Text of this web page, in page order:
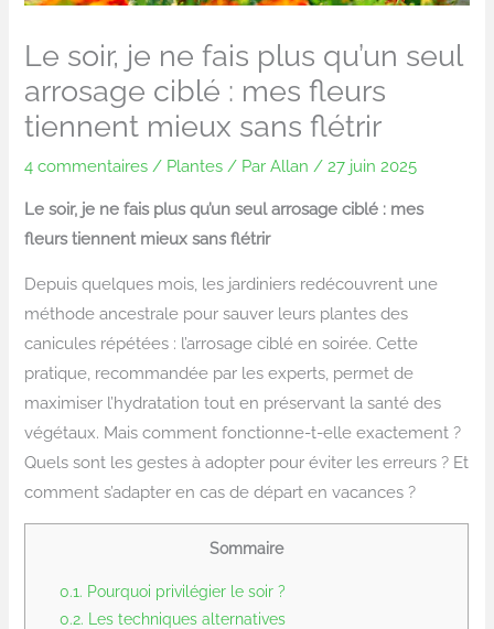
Le soir, je ne fais plus qu’un seul
arrosage ciblé : mes fleurs
tiennent mieux sans flétrir
4 commentaires / Plantes / ParAllan / 27 juin 2025
Le soir, je ne fais plus qu’un seul arrosage ciblé : mes
fleurs tiennent mieux sans flétrir
Depuis quelques mois, les jardiniers redécouvrent une
méthode ancestrale pour sauver leurs plantes des
canicules répétées : l’arrosage ciblé en soirée. Cette
pratique, recommandée par les experts, permet de
maximiser l’hydratation tout en préservant la santé des
végétaux. Mais comment fonctionne-t-elle exactement ?
Quels sont les gestes à adopter pour éviter les erreurs ? Et
comment s’adapter en cas de départ en vacances ?
Sommaire
0.1. Pourquoi privilégier le soir ?
0.2. Les techniques alternatives